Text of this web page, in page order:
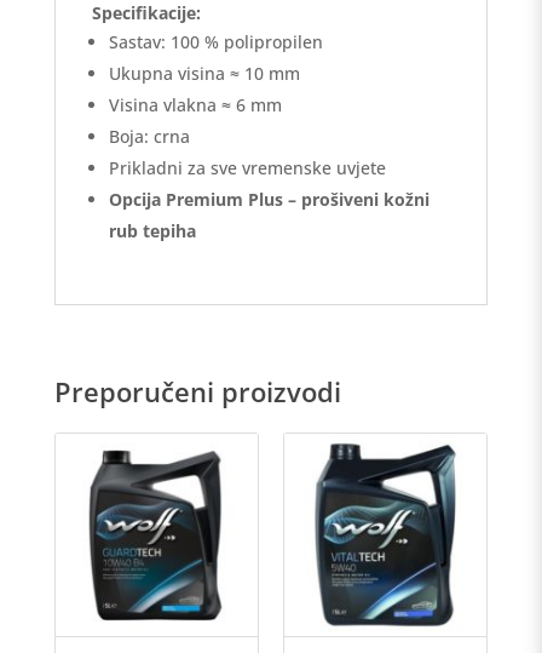
Specifikacije:
Sastav: 100 % polipropilen
Ukupna visina ≈ 10 mm
Visina vlakna ≈ 6 mm
Boja: crna
Prikladni za sve vremenske uvjete
Opcija Premium Plus – prošiveni kožni
rub tepiha
Preporučeni proizvodi